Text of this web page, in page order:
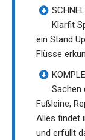
Klarfit
ein Stand
Flüsse
Sachen
Fußleine,
Alles findet
und erfüllt